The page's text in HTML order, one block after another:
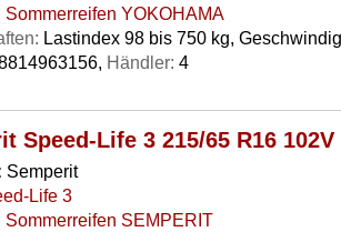
Sommerreifen YOKOHAMA
Lastindex 98 bis 750 kg,
Händler: 4
Speed-Life 3 215/65 R16 102V
Semperit
Life 3
Sommerreifen SEMPERIT